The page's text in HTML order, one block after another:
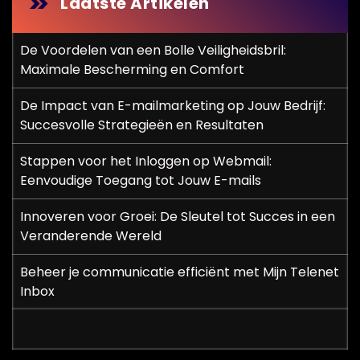
p
a
g
i
n
e
r
i
n
g
De Voordelen van een Bolle Veiligheidsbril:
Maximale Bescherming en Comfort
De Impact van E-mailmarketing op Jouw Bedrijf:
Succesvolle Strategieën en Resultaten
Stappen voor het Inloggen op Webmail:
Eenvoudige Toegang tot Jouw E-mails
Innoveren voor Groei: De Sleutel tot Succes in een
Veranderende Wereld
Beheer je communicatie efficiënt met Mijn Telenet
Inbox